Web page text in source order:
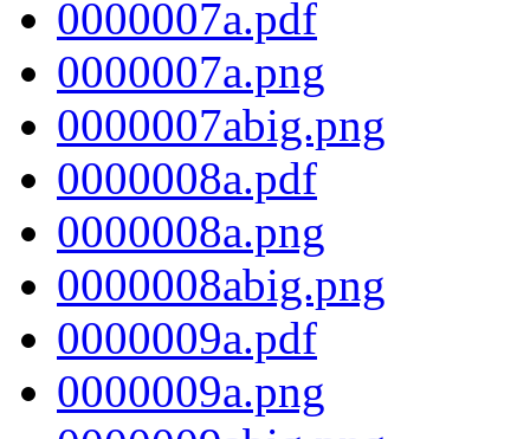
0000007a.pdf
0000007a.png
0000007abig.png
0000008a.pdf
0000008a.png
0000008abig.png
0000009a.pdf
0000009a.png